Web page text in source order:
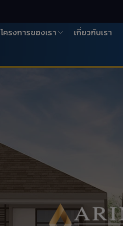
โครงการของเรา เกี่ยวกับเรา